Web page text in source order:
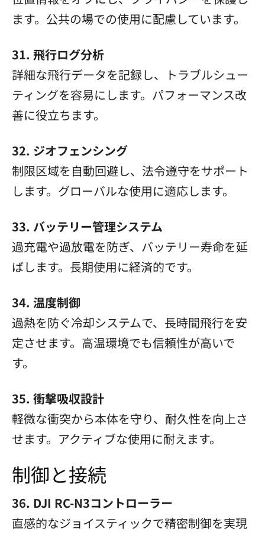
ます。公共の場での使用に配慮しています。
31. 飛行ログ分析
詳細な飛行データを記録し、トラブルシュー
ティングを容易にします。パフォーマンス改
善に役立ちます。
32. ジオフェンシング
制限区域を自動回避し、法令遵守をサポート
します。グローバルな使用に適応します。
33. バッテリー管理システム
過充電や過放電を防ぎ、バッテリー寿命を延
ばします。長期使用に経済的です。
34. 温度制御
過熱を防ぐ冷却システムで、長時間飛行を安
定させます。高温環境でも信頼性が高いで
す。
35. 衝撃吸収設計
軽微な衝突から本体を守り、耐久性を向上さ
せます。アクティブな使用に耐えます。
制御と接続
36. DJI RC-N3コントローラー
直感的なジョイスティックで精密制御を実現